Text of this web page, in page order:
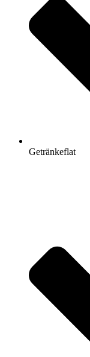
Getränkeflat